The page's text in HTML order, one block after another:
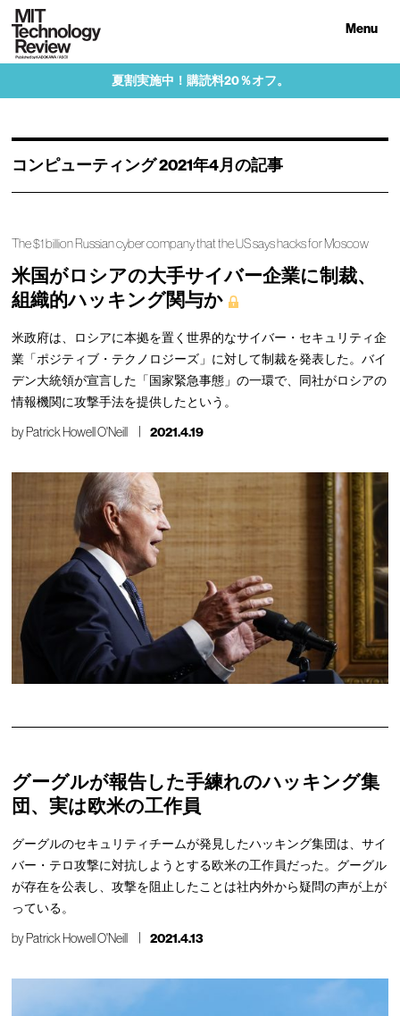
Menu
夏割実施中！購読料20％オフ。
コンピューティング 2021年4月の記事
The $1 billion Russian cyber company that the US says hacks for Moscow
米国がロシアの大手サイバー企業に制裁、
組織的ハッキング関与か
米政府は、ロシアに本拠を置く世界的なサイバー・セキュリティ企
業「ポジティブ・テクノロジーズ」に対して制裁を発表した。バイ
デン大統領が宣言した「国家緊急事態」の一環で、同社がロシアの
情報機関に攻撃手法を提供したという。
byPatrick Howell O'Neill 2021.4.19
グーグルが報告した手練れのハッキング集
団、実は欧米の工作員
グーグルのセキュリティチームが発見したハッキング集団は、サイ
バー・テロ攻撃に対抗しようとする欧米の工作員だった。グーグル
が存在を公表し、攻撃を阻止したことは社内外から疑問の声が上が
っている。
byPatrick Howell O'Neill 2021.4.13